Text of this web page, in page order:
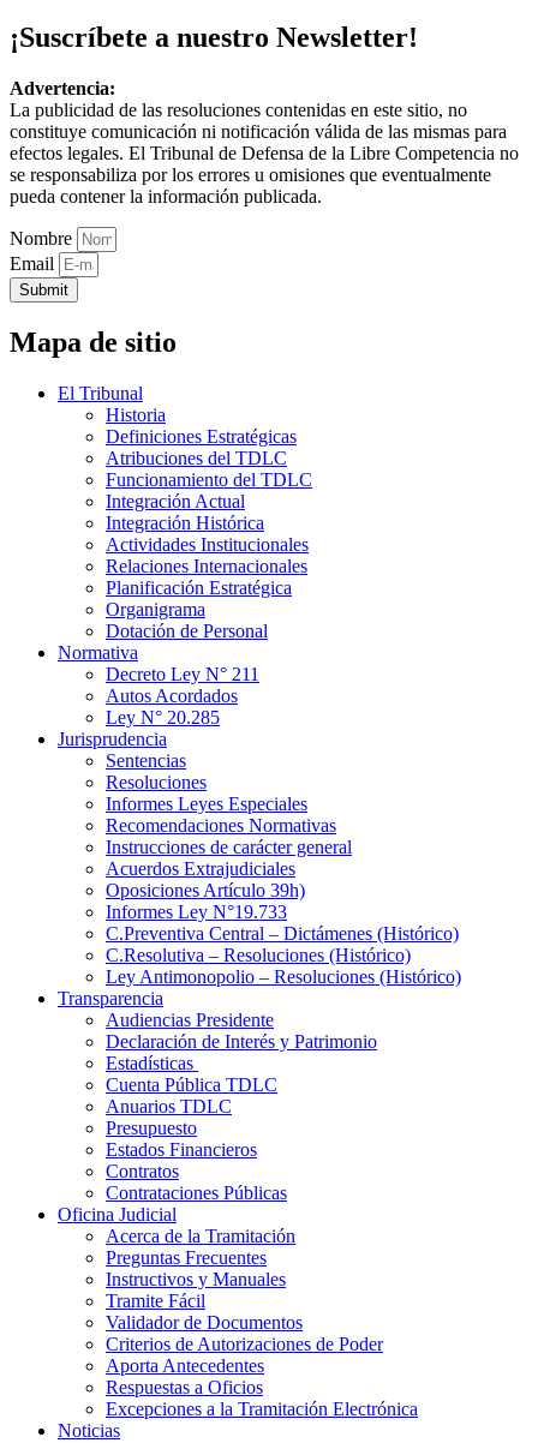
¡Suscríbete a nuestro Newsletter!
Advertencia:
La publicidad de las resoluciones contenidas en este sitio, no
constituye comunicación ni notificación válida de las mismas para
efectos legales. El Tribunal de Defensa de la Libre Competencia no
se responsabiliza por los errores u omisiones que eventualmente
pueda contener la información publicada.
Nombre
Email
Submit
Mapa de sitio
El Tribunal
Historia
Definiciones Estratégicas
Atribuciones del TDLC
Funcionamiento del TDLC
Integración Actual
Integración Histórica
Actividades Institucionales
Relaciones Internacionales
Planificación Estratégica
Organigrama
Dotación de Personal
Normativa
Decreto Ley N° 211
Autos Acordados
Ley N° 20.285
Jurisprudencia
Sentencias
Resoluciones
Informes Leyes Especiales
Recomendaciones Normativas
Instrucciones de carácter general
Acuerdos Extrajudiciales
Oposiciones Artículo 39h)
Informes Ley N°19.733
C.Preventiva Central – Dictámenes (Histórico)
C.Resolutiva – Resoluciones (Histórico)
Ley Antimonopolio – Resoluciones (Histórico)
Transparencia
Audiencias Presidente
Declaración de Interés y Patrimonio
Estadísticas
Cuenta Pública TDLC
Anuarios TDLC
Presupuesto
Estados Financieros
Contratos
Contrataciones Públicas
Oficina Judicial
Acerca de la Tramitación
Preguntas Frecuentes
Instructivos y Manuales
Tramite Fácil
Validador de Documentos
Criterios de Autorizaciones de Poder
Aporta Antecedentes
Respuestas a Oficios
Excepciones a la Tramitación Electrónica
Noticias